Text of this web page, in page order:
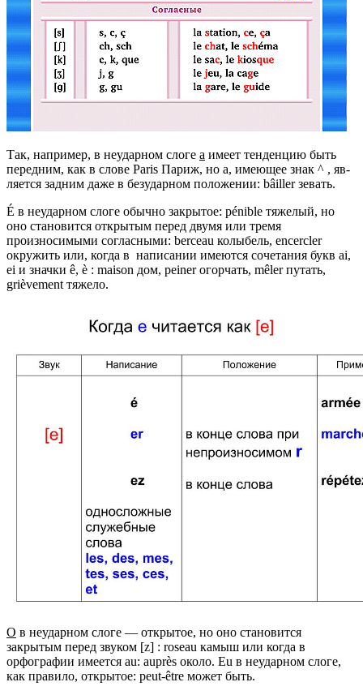
Так, например, в неударном слоге а имеет тенденцию быть
передним, как в слове Paris Париж, но а, имеющее знак ^ , яв­
ляется задним даже в безударном положении: bâiller зевать.
É в неударном слоге обычно закрытое: pénible тяжелый, но
оно становится открытым перед двумя или тремя
произносимыми согласными: berceau колыбель, encercler
окружить или, когда в написании имеются сочетания букв ai,
ei и значки ê, è : maison дом, peiner огорчать, mêler путать,
grièvement тяжело.
О в неударном слоге — открытое, но оно становится
закрытым перед звуком [z] : roseau камыш или когда в
орфографии имеется au: auprès около. Eu в неударном слоге,
как правило, открытое: peut-être может быть.